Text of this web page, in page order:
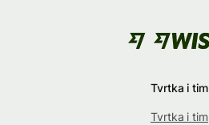
Tvrtka i tim
Tvrtka i tim